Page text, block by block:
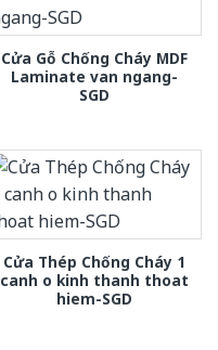
Cửa Gỗ Chống Cháy MDF
Laminate van ngang-
SGD
Cửa Thép Chống Cháy 1
canh o kinh thanh thoat
hiem-SGD